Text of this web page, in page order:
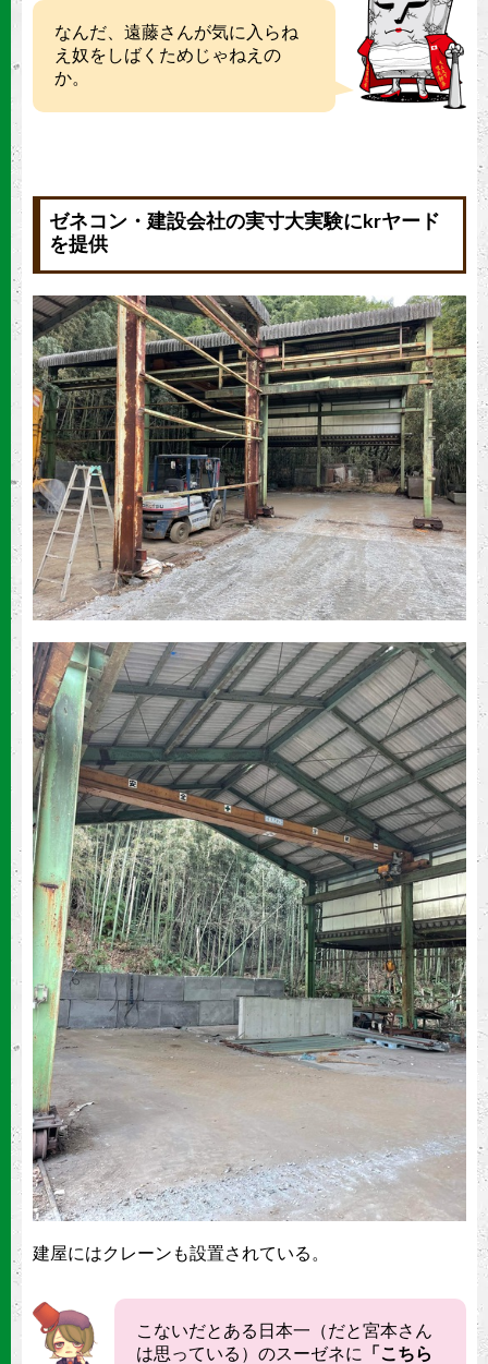
なんだ、遠藤さんが気に入らね
え奴をしばくためじゃねえの
か。
ゼネコン・建設会社の実寸大実験にkrヤード
を提供
建屋にはクレーンも設置されている。
こないだとある日本一（だと宮本さん
は思っている）のスーゼネに 「こちら